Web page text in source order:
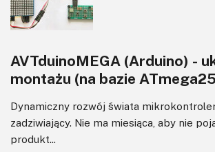
AVTduinoMEGA (Arduino) -
montażu (na bazie
Dynamiczny rozwój świata
zadziwiający. Nie ma miesiąca, aby nie
produkt...